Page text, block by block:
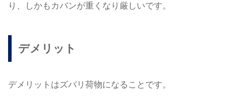
り、しかもカバンが重くなり厳しいです。
デメリット
デメリットはズバリ荷物になることです。